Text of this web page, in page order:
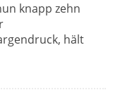
knapp zehn
hält